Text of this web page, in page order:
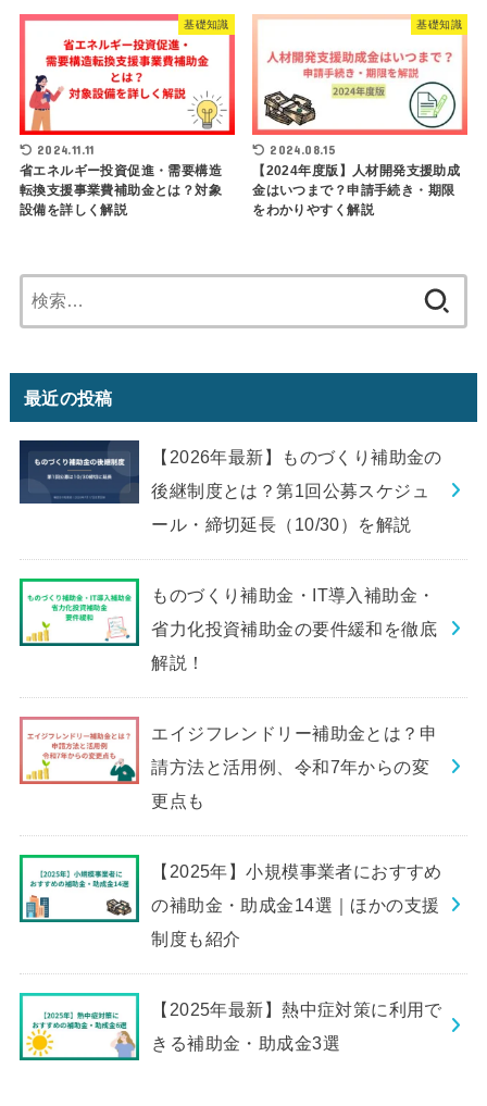
基礎知識
2024.11.11
省エネルギー投資促進・需要構造
転換支援事業費補助金とは？対象
設備を詳しく解説
基礎知識
2024.08.15
【2024年度版】人材開発支援助成
金はいつまで？申請手続き・期限
をわかりやすく解説
索:
最近の投稿
【2026年最新】ものづくり補助金の
後継制度とは？第1回公募スケジュ
ール・締切延長（10/30）を解説
ものづくり補助金・IT導入補助金・
省力化投資補助金の要件緩和を徹底
解説！
エイジフレンドリー補助金とは？申
請方法と活用例、令和7年からの変
更点も
【2025年】小規模事業者におすすめ
の補助金・助成金14選｜ほかの支援
制度も紹介
【2025年最新】熱中症対策に利用で
きる補助金・助成金3選